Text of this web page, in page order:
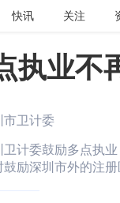
快讯 关注
执业不
市卫计委
卫计委鼓励多点执
鼓励深圳市外的注册